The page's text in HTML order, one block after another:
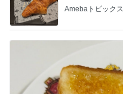
Amebaトピックス